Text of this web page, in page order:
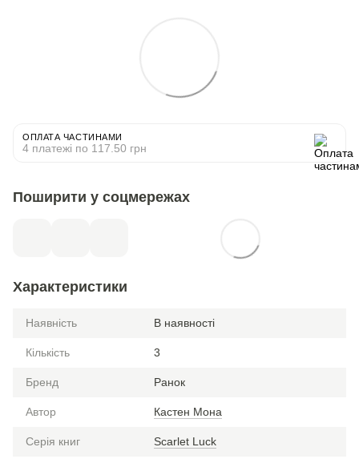
ОПЛАТА ЧАСТИНАМИ
4 платежі по 117.50 грн
Поширити у соцмережах
Характеристики
Наявність В наявності
Кількість 3
Бренд Ранок
Автор Кастен Мона
Серія книг Scarlet Luck